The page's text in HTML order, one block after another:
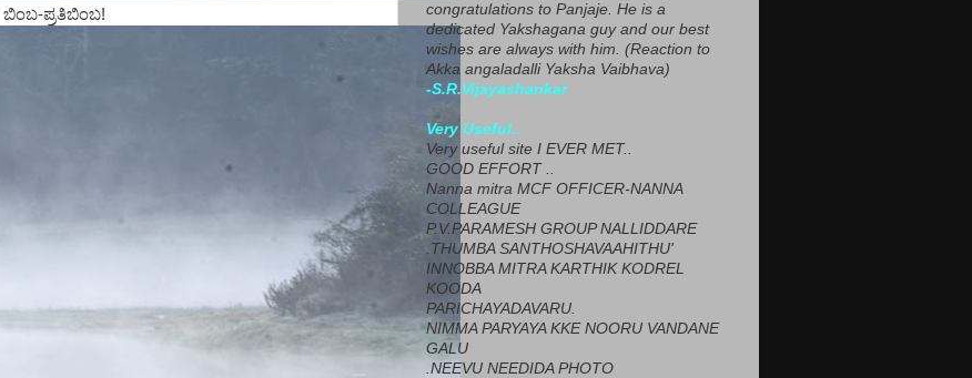
ಬಿಂಬ-ಪ್ರತಿಬಿಂಬ!
congratulations to Panjaje. He is a
dedicated Yakshagana guy and our best
wishes are always with him. (Reaction to
Akka angaladalli Yaksha Vaibhava)
-S.R.Vijayashankar
Very Useful..
Very useful site I EVER MET..
GOOD EFFORT ..
Nanna mitra MCF OFFICER-NANNA
COLLEAGUE
P.V.PARAMESH GROUP NALLIDDARE
.THUMBA SANTHOSHAVAAHITHU'
INNOBBA MITRA KARTHIK KODREL
KOODA
PARICHAYADAVARU.
NIMMA PARYAYA KKE NOORU VANDANE
GALU
.NEEVU NEEDIDA PHOTO